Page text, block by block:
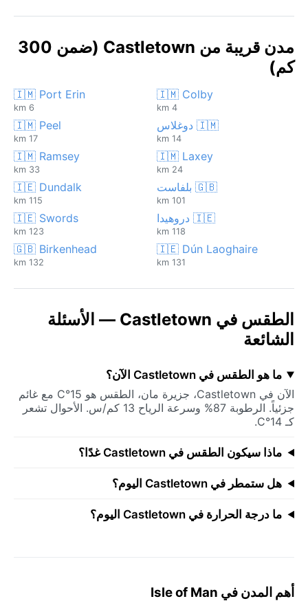
مدن قريبة من Castletown (ضمن 300
كم)
🇮🇲 Colby
4 km
🇮🇲 Port Erin
6 km
🇮🇲 دوغلاس
14 km
🇮🇲 Peel
17 km
🇮🇲 Laxey
24 km
🇮🇲 Ramsey
33 km
🇬🇧 بلفاست
101 km
🇮🇪 Dundalk
115 km
🇮🇪 دروهيدا
118 km
🇮🇪 Swords
123 km
🇮🇪 Dún Laoghaire
131 km
🇬🇧 Birkenhead
132 km
الطقس في Castletown — الأسئلة
الشائعة
ما هو الطقس في Castletown الآن؟
الآن في Castletown، جزيرة مان، الطقس هو 15°C مع غائم
جزئياً. الرطوبة 87% وسرعة الرياح 13 كم/س. الأحوال تشعر
كـ 14°C.
ماذا سيكون الطقس في Castletown غدًا؟
هل ستمطر في Castletown اليوم؟
ما درجة الحرارة في Castletown اليوم؟
أهم المدن في Isle of Man